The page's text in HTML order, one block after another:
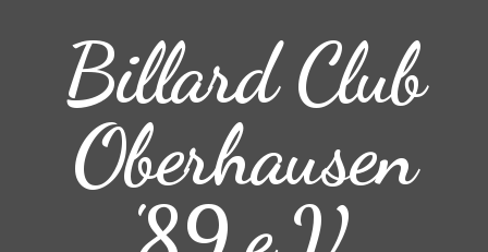
Billard Club
Oberhausen